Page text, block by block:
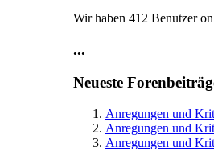
Wir haben 412 Benutzer
...
Neueste
Anregungen und
Anregungen und
Anregungen und